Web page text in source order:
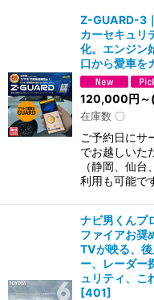
Z-GUARD-3
カーセキュリ
化。エンジン
口から愛車を
120,000円 ～
在庫数 〇
ご予約日にサ
でお越しいた
（静岡、仙
利用も可能で
ナビ男くんプ
ファイアお奨
TVが映る、
ー、レーダー
ュリティ、こ
[401]